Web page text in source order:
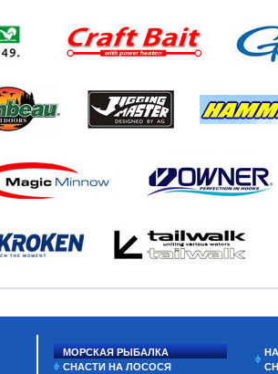
МОРСКАЯ РЫБАЛКА
СНАСТИ НА ЛОСОСЯ